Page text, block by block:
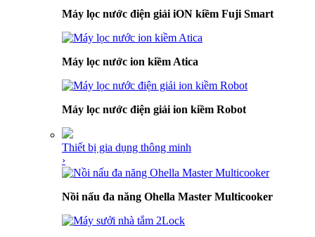
Máy lọc nước điện giải iON kiềm Fuji Smart
Máy lọc nước ion kiềm Atica
Máy lọc nước điện giải ion kiềm Robot
Thiết bị gia dụng thông minh
›
Nồi nấu đa năng Ohella Master Multicooker